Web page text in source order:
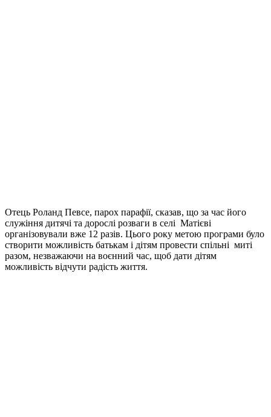
Отець Роланд Певсе, парох парафії, сказав, що за час його
служіння дитячі та дорослі розваги в селі Матієві
організовували вже 12 разів. Цього року метою програми було
створити можливість батькам і дітям провести спільні миті
разом, незважаючи на воєнний час, щоб дати дітям
можливість відчути радість життя.